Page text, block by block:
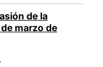
de la
marzo de